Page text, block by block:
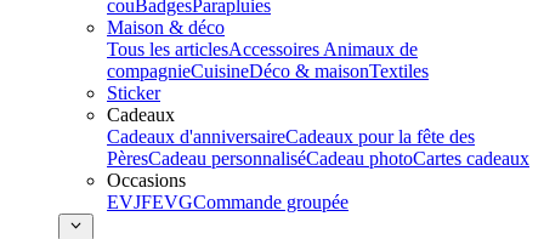
couBadgesParapluies
Maison & déco
Tous les articlesAccessoires Animaux de
compagnieCuisineDéco & maisonTextiles
Sticker
Cadeaux
Cadeaux d'anniversaireCadeaux pour la fête des
PèresCadeau personnaliséCadeau photoCartes cadeaux
Occasions
EVJFEVGCommande groupée